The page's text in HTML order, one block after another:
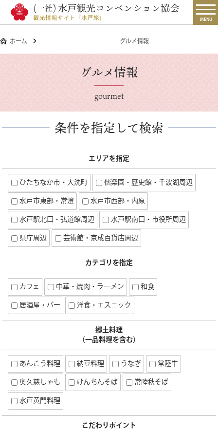
MENU
ホーム グルメ情報
グルメ情報
gourmet
条件を指定して検索
エリアを指定
ひたちなか市・大洗町
偕楽園・歴史館・千波湖周辺
水戸市東部・常澄
水戸市西部・内原
水戸駅北口・弘道館周辺
水戸駅南口・市役所周辺
県庁周辺
芸術館・京成百貨店周辺
カテゴリを指定
カフェ 中華・焼肉・ラーメン
和食
居酒屋・バー
洋食・エスニック
郷土料理
（一品料理を含む）
あんこう料理 納豆料理 うなぎ
常陸牛
奥久慈しゃも
けんちんそば
常陸秋そば
水戸黄門料理
こだわりポイント